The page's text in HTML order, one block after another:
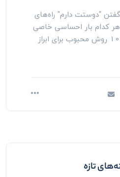
گفتن "دوستت دارم" راه‌های
کدام بار احساسی خاصی
دارند. در این مطلب، با 10 روش محبوب برای ابراز
تازه